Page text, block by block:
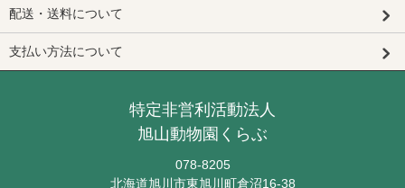
配送・送料について
支払い方法について
特定非営利活動法人
旭山動物園くらぶ
078-8205
北海道旭川市東旭川町倉沼16-38